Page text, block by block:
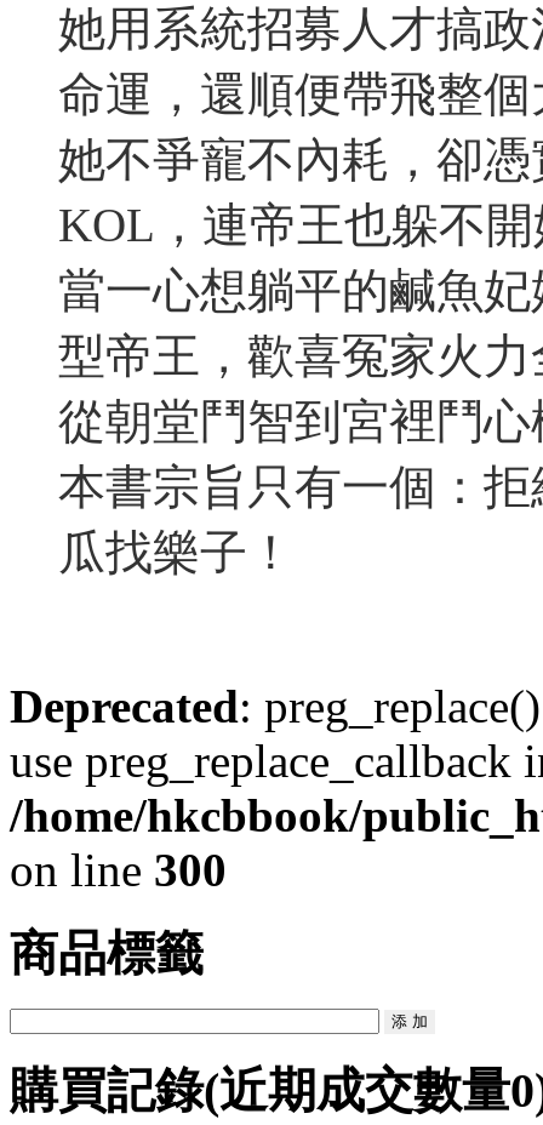
她用系統招募人才搞
命運，還順便帶飛整
她不爭寵不內耗，卻
KOL，連帝王也躲不
當一心想躺平的鹹魚
型帝王，歡喜冤家火
從朝堂鬥智到宮裡鬥
本書宗旨只有一個：
瓜找樂子！
Deprecated:
use preg_replace_callback
/home/hkcbbook/
on line 300
商品標籤
購買記錄(近期成交數量0